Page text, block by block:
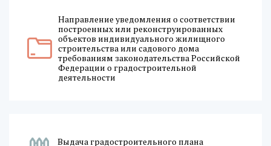
Направление уведомления о соответствии
построенных или реконструированных
объектов индивидуального жилищного
строительства или садового дома
требованиям законодательства Российской
Федерации о градостроительной
деятельности
Выдача градостроительного плана